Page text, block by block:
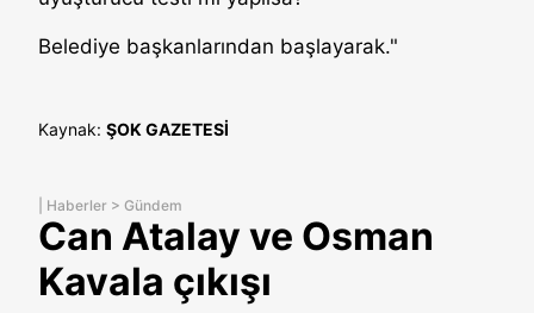
Belediye başkanlarından başlayarak."
Kaynak: ŞOK GAZETESİ
Haberler > Gündem
Can Atalay ve Osman
Kavala çıkışı